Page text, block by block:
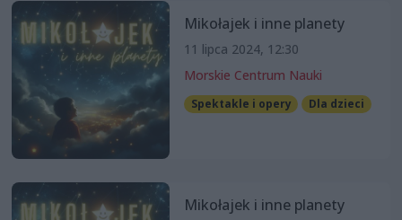
Mikołajek i inne planety
11 lipca 2024, 12:30
Morskie Centrum Nauki
Spektakle i opery Dla dzieci
Mikołajek i inne planety